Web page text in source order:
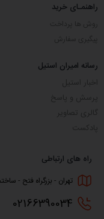
راهنمـای خرید
رسانه امیران استیل
راه های ارتباطی
تهران - بزرگراه فتح -
02166390034